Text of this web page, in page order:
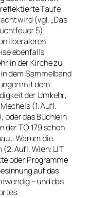
Taufe
wird (vgl. „Das
5).
liberaleren
ebenfalls
in der Kirche zu
dem Sammelband
mit dem
der Umkehr,
(1. Aufl.
oder das Büchlein
der TO 179 schon
Warum die
(2. Aufl. Wien: LIT
oder Programme
auf das
– und das